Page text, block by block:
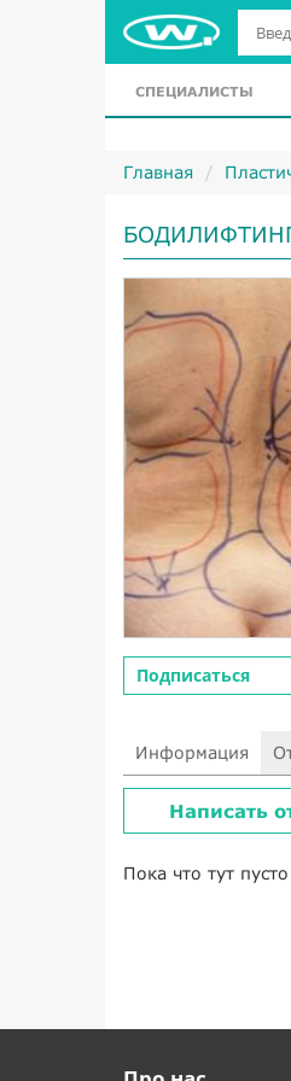
СПЕЦИАЛИСТЫ
Главная
Подписаться
Информация
Написать
Пока что тут пусто